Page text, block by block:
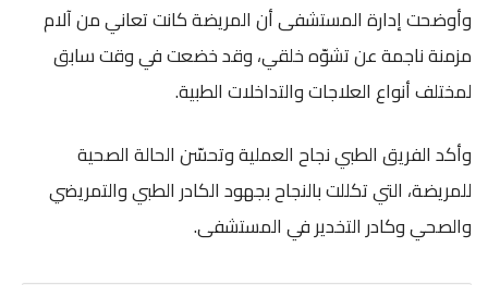
وأوضحت إدارة المستشفى أن المريضة كانت تعاني من آلام
مزمنة ناجمة عن تشوّه خلقي، وقد خضعت في وقت سابق
لمختلف أنواع العلاجات والتداخلات الطبية.
وأكد الفريق الطبي نجاح العملية وتحسّن الحالة الصحية
للمريضة، التي تكللت بالنجاح بجهود الكادر الطبي والتمريضي
والصحي وكادر التخدير في المستشفى.